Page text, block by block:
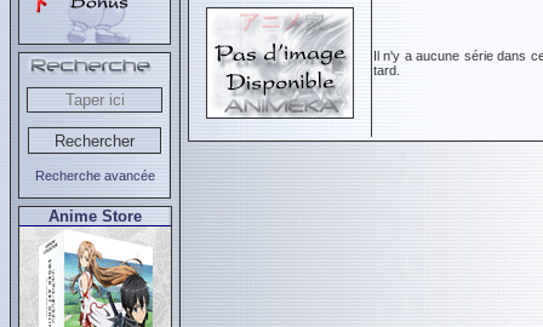
Recherche avancée
Anime Store
Il n'y a aucune série dans
tard.